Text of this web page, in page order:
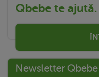
Qbebe te ajută.
Newsletter Qbebe